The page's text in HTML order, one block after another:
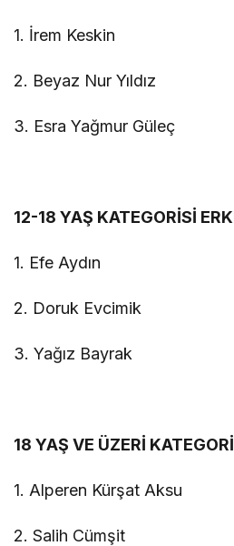
1. İrem Keskin
2. Beyaz Nur Yıldız
3. Esra Yağmur Güleç
12-18 YAŞ KATEGORİSİ
1. Efe Aydın
2. Doruk Evcimik
3. Yağız Bayrak
18 YAŞ VE ÜZERİ
1. Alperen Kürşat Aksu
2. Salih Cümşit